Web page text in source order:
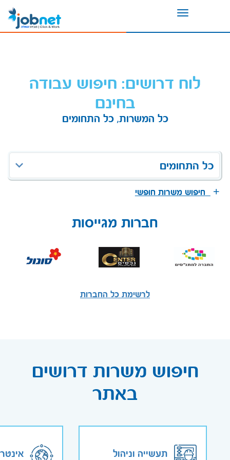
Toggle
לוח דרושים: חיפוש עבודה
בחינם
כל המשרות, כל התחומים
כל התחומים
חיפוש משרות חופשי
חברות מגייסות
לרשימת כל החברות
חיפוש משרות דרושים
באתר
תעשייה וניהול